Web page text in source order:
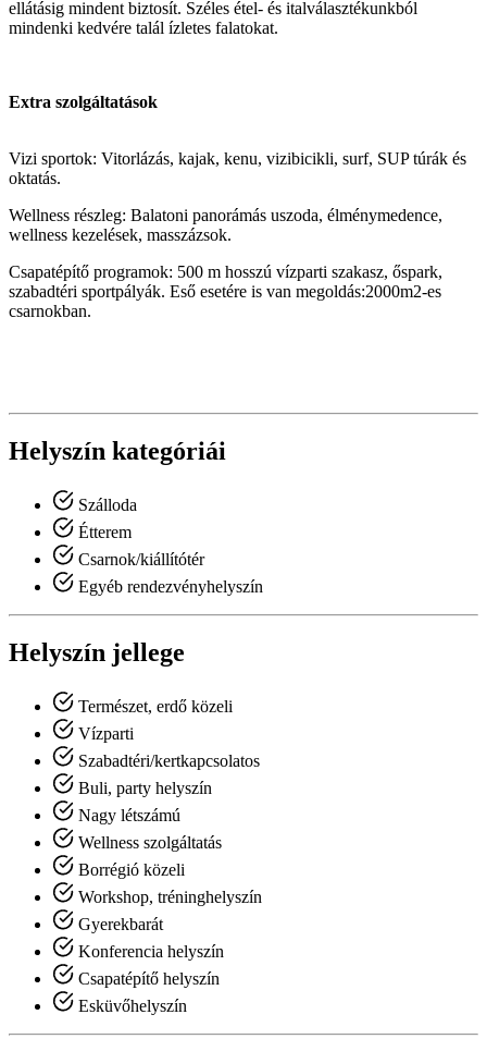
ellátásig mindent biztosít. Széles étel- és italválasztékunkból
mindenki kedvére talál ízletes falatokat.
Extra szolgáltatások
Vizi sportok: Vitorlázás, kajak, kenu, vizibicikli, surf, SUP túrák és
oktatás.
Wellness részleg: Balatoni panorámás uszoda, élménymedence,
wellness kezelések, masszázsok.
Csapatépítő programok: 500 m hosszú vízparti szakasz, őspark,
szabadtéri sportpályák. Eső esetére is van megoldás:2000m2-es
csarnokban.
Helyszín kategóriái
Szálloda
Étterem
Csarnok/kiállítótér
Egyéb rendezvényhelyszín
Helyszín jellege
Természet, erdő közeli
Vízparti
Szabadtéri/kertkapcsolatos
Buli, party helyszín
Nagy létszámú
Wellness szolgáltatás
Borrégió közeli
Workshop, tréninghelyszín
Gyerekbarát
Konferencia helyszín
Csapatépítő helyszín
Esküvőhelyszín